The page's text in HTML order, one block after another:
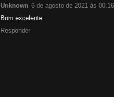
Unknown 6 de agosto de 2021 às 00:16
Bom excelente
Responder